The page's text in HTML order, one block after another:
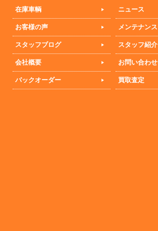
在庫車輌
ニュース
お客様の声 メンテナンス
スタッフブログ スタッフ紹介
会社概要 お問い合わせ
バックオーダー 買取査定